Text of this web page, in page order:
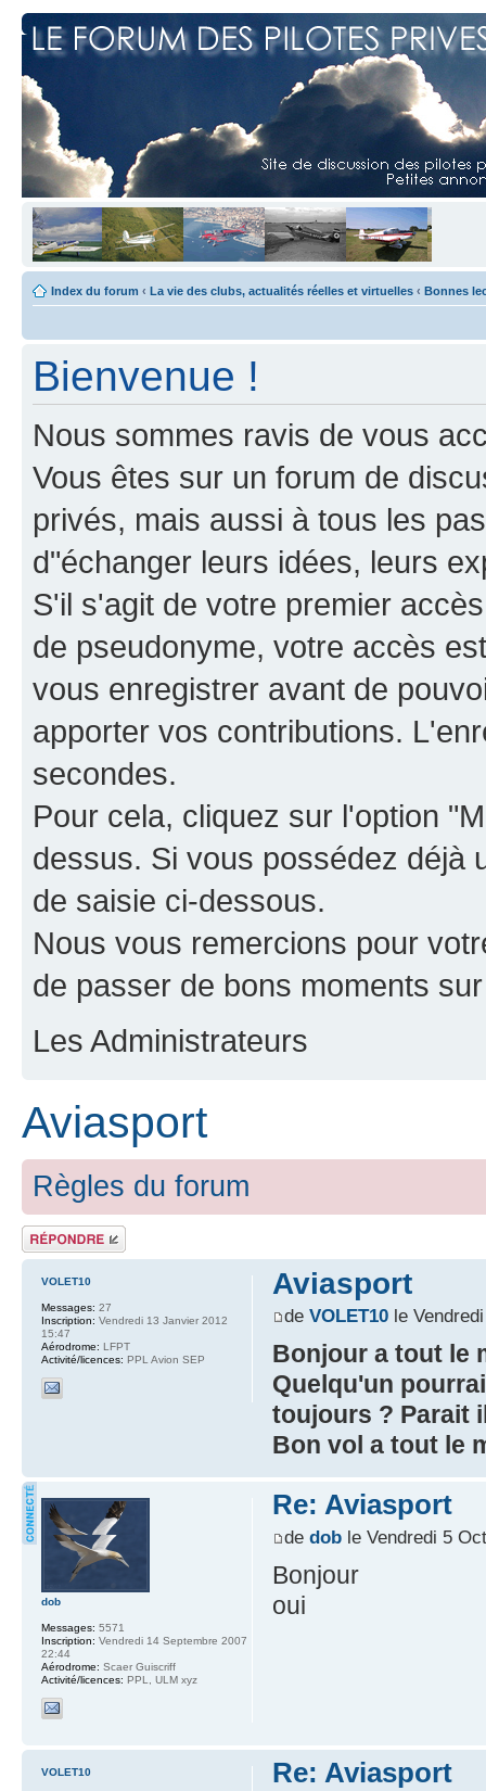
Index du forum ‹ La vie des clubs, actualités réelles et virtuelles ‹ Bonnes
Bienvenue !
Nous sommes ravis de vous
Vous êtes sur un forum de
privés, mais aussi à tous les
d"échanger leurs idées, leurs
S'il s'agit de votre premier
de pseudonyme, votre accès
vous enregistrer avant de
apporter vos contributions.
secondes.
Pour cela, cliquez sur l'option
dessus. Si vous possédez déjà
de saisie ci-dessous.
Nous vous remercions pour
de passer de bons moments
Les Administrateurs
Aviasport
Règles du forum
Répondre
Aviasport
de VOLET10le
Bonjour a tout le
Quelqu'un
toujours ? Parait
Bon vol a tout le
VOLET10
Messages: 27
Inscription: Vendredi 13 Janvier 2012
15:47
Aérodrome: LFPT
Activité/licences: PPL Avion SEP
Re: Aviasport
de doble Vendredi 5
Bonjour
oui
dob
Messages: 5571
Inscription: Vendredi 14 Septembre 2007
22:44
Aérodrome: Scaer Guiscriff
Activité/licences: PPL, ULM xyz
Re: Aviasport
VOLET10